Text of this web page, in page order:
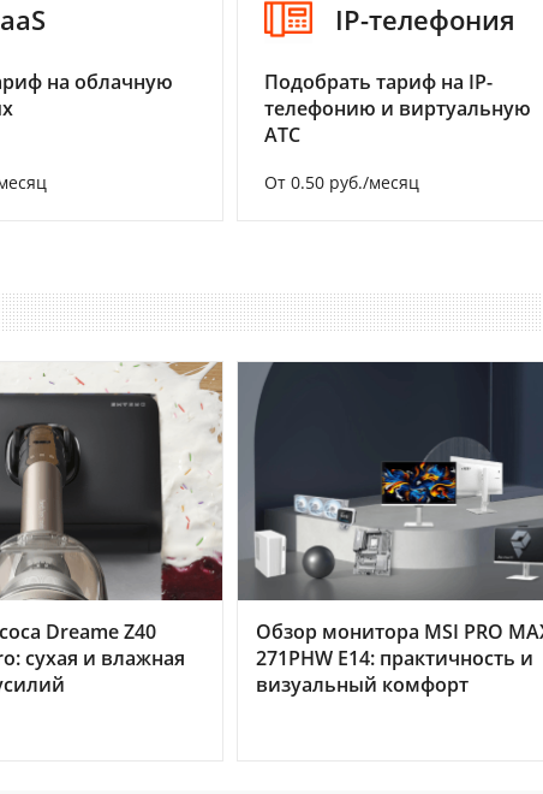
на облачную
IP-телефония
Подобрать тариф на IP-
телефонию и виртуальную
АТС
От 0.50 руб./месяц
Dreame Z40
сухая и влажная
Обзор монитора MSI PRO
271PHW E14: практичность и
визуальный комфорт